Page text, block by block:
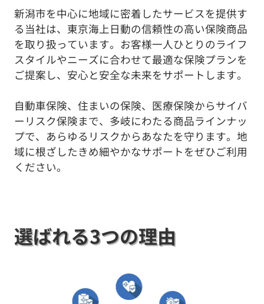
新潟市を中心に地域に密着したサービスを提供す
る当社は、東京海上日動の信頼性の高い保険商品
を取り扱っています。お客様一人ひとりのライフ
スタイルやニーズに合わせて最適な保険プランを
ご提案し、安心と安全な未来をサポートします。
自動車保険、住まいの保険、医療保険からサイバ
ーリスク保険まで、多岐にわたる商品ラインナッ
プで、あらゆるリスクからあなたを守ります。地
域に根ざしたきめ細やかなサポートをぜひご利用
ください。
選ばれる3つの理由